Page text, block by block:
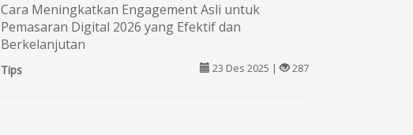
Cara Meningkatkan Engagement Asli untuk
Pemasaran Digital 2026 yang Efektif dan
Berkelanjutan
Tips 23 Des 2025 | 287